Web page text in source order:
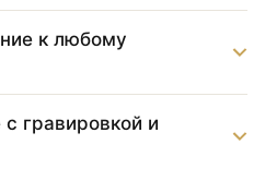
к любому
гравировкой и